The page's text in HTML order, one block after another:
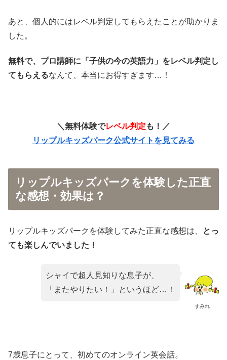
あと、個人的にはレベル判定してもらえたことが助かりま
した。
無料で、プロ講師に「子供の今の英語力」をレベル判定し
てもらえるなんて、本当にお得すぎます…！
＼無料体験でレベル判定 も！／
リップルキッズパーク公式サイトを見てみる
リップルキッズパークを体験した正直
な感想・効果は？
リップルキッズパークを体験してみた正直な感想は、
とっ
ても楽しんでいました！
すみれ
シャイで超人見知りな息子が、
「またやりたい！」というほど…！
7歳息子にとって、初めてのオンライン英会話。